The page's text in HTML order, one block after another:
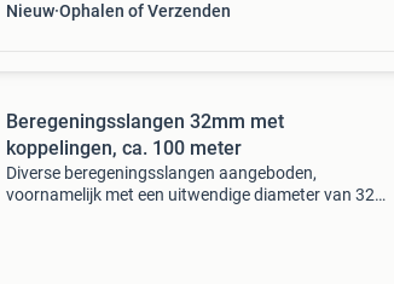
Nieuw Ophalen of Verzenden
Beregeningsslangen 32mm met
koppelingen, ca. 100 meter
Diverse beregeningsslangen aangeboden,
voornamelijk met een uitwendige diameter van 32